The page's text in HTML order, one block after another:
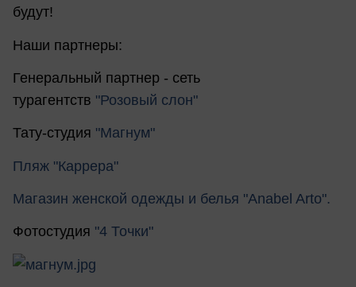
будут!
Наши партнеры:
Генеральный партнер - сеть
турагентств "Розовый слон"
Тату-студия "Магнум"
Пляж "Каррера"
Магазин женской одежды и белья "Anabel Arto".
Фотостудия "4 Точки"